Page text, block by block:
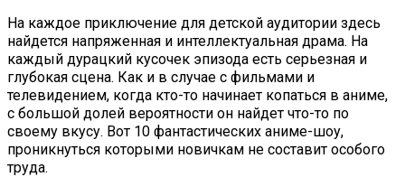
На каждое приключение для детской аудитории здесь
найдется напряженная и интеллектуальная драма. На
каждый дурацкий кусочек эпизода есть серьезная и
глубокая сцена. Как и в случае с фильмами и
телевидением, когда кто-то начинает копаться в аниме,
с большой долей вероятности он найдет что-то по
своему вкусу. Вот 10 фантастических аниме-шоу,
проникнуться которыми новичкам не составит особого
труда.